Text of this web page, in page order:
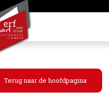
Terug naar de hoofdpagina